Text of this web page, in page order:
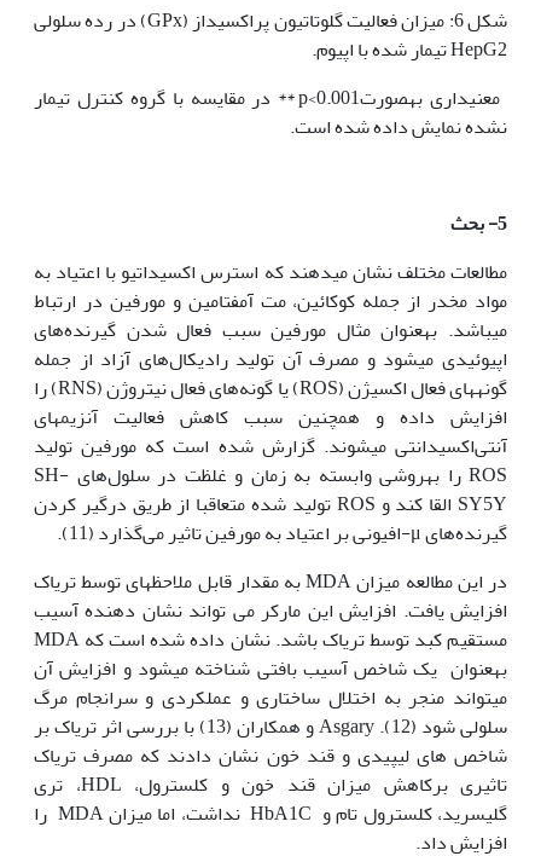
شکل 6: میزان فعالیت گلوتاتیون پراکسیداز (GPx) در رده سلولی
HepG2 تیمار شده با اپیوم.
معنی‫داری به‫صورت0.001>p ** در مقایسه با گروه کنترل تیمار
نشده نمایش داده شده است.
5- بحث
مطالعات مختلف نشان می‫دهند که استرس اکسیداتیو با اعتیاد به
مواد مخدر از جمله کوکائین، مت آمفتامین و مورفین در ارتباط
می‫باشد. به‫عنوان مثال مورفین سبب فعال شدن گیرنده‌های
اپیوئیدی می‫شود و مصرف آن تولید رادیکال‌های آزاد از جمله
گونه‫های فعال اکسیژن (ROS) یا گونه‌های فعال نیتروژن (RNS) را
افزایش داده و همچنین سبب کاهش فعالیت آنزیم‫های
آنتی‌اکسیدانتی می‫شوند. گزارش شده است که مورفین تولید
ROS را به‫روشی وابسته به زمان و غلظت در سلول‌های SH-
SY5Y القا کند و ROS تولید شده متعاقبا از طریق درگیر کردن
گیرنده‌های μ-افیونی بر اعتیاد به مورفین تاثیر می‌گذارد (11).
در این مطالعه میزان MDA به مقدار قابل ملاحظه‫ای توسط تریاک
افزایش یافت. افزایش این مارکر می تواند نشان دهنده آسیب
مستقیم کبد توسط تریاک باشد. نشان داده شده است که MDA
به‫عنوان یک شاخص آسیب بافتی شناخته می‫شود و افزایش آن
می‫تواند منجر به اختلال ساختاری و عملکردی و سرانجام مرگ
سلولی شود (12). Asgary و همکاران (13) با بررسی اثر تریاک بر
شاخص های لیپیدی و قند خون نشان دادند که مصرف تریاک
تاثیری برکاهش میزان قند خون و کلسترول، HDL، تری
گلیسرید، کلسترول تام و HbA1C نداشت، اما میزان MDA را
افزایش داد.